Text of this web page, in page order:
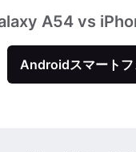
A54 vs
Androidスマートフ